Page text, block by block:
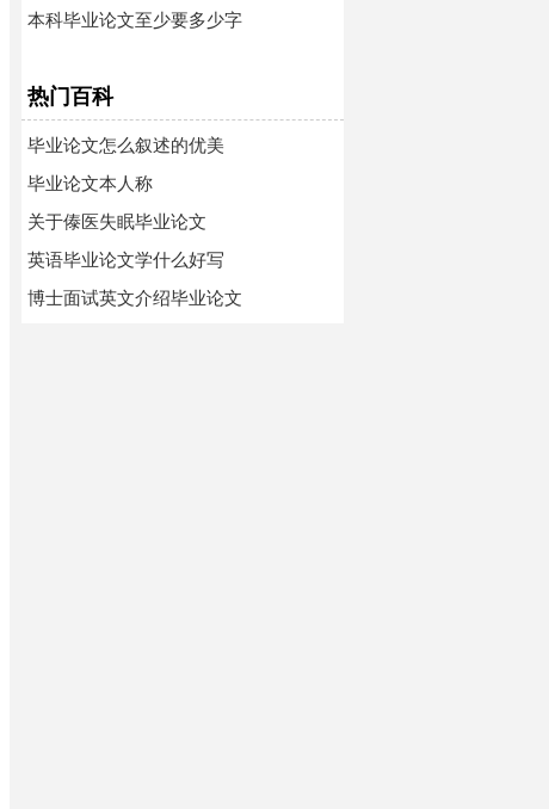
本科毕业论文至少要多少字
热门百科
毕业论文怎么叙述的优美
毕业论文本人称
关于傣医失眠毕业论文
英语毕业论文学什么好写
博士面试英文介绍毕业论文